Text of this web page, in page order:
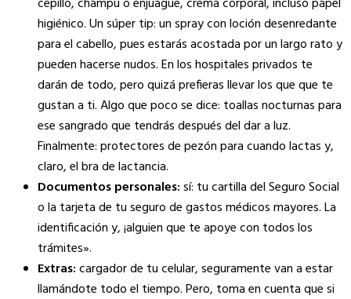
cepillo, champú o enjuague, crema corporal, incluso papel
higiénico. Un súper tip: un spray con loción desenredante
para el cabello, pues estarás acostada por un largo rato y
pueden hacerse nudos. En los hospitales privados te
darán de todo, pero quizá prefieras llevar los que que te
gustan a ti. Algo que poco se dice: toallas nocturnas para
ese sangrado que tendrás después del dar a luz.
Finalmente: protectores de pezón para cuando lactas y,
claro, el bra de lactancia.
Documentos personales:sí: tu cartilla del Seguro Social
o la tarjeta de tu seguro de gastos médicos mayores. La
identificación y, ¡alguien que te apoye con todos los
trámites».
Extras:cargador de tu celular, seguramente van a estar
llamándote todo el tiempo. Pero, toma en cuenta que si